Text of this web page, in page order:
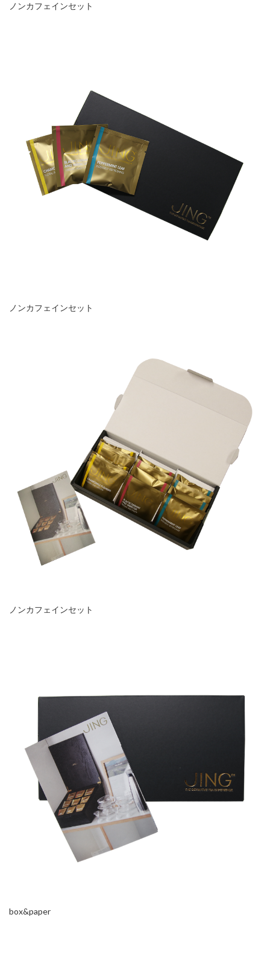
ノンカフェインセット
ノンカフェインセット
ノンカフェインセット
box&paper